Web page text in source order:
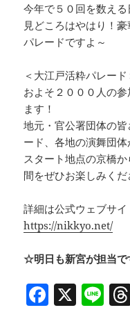
今年で５０回を数える
見どころはやはり！
パレードですよ～
＜大江戸活粋パレード
およそ２０００人の
ます！
地元・官公署団体の
ード、各地の演舞団体
スタート地点の京橋
間をぜひお楽しみくだ
詳細は公式ウェブサイ
https://nikkyo.net/
☆明日も新宮が担当で
F X Li